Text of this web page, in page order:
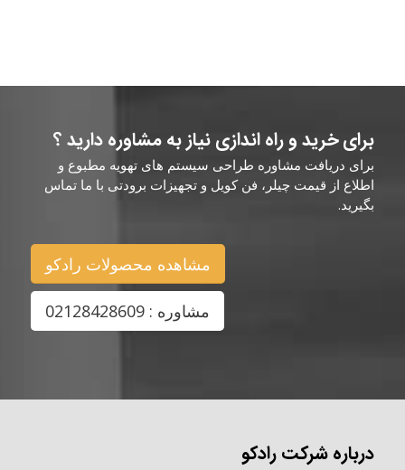
برای خرید و راه اندازی نیاز به مشاوره دارید ؟
برای دریافت مشاوره طراحی سیستم های تهویه مطبوع و
اطلاع از قیمت چیلر، فن کویل و تجهیزات برودتی با ما تماس
بگیرید.
مشاهده محصولات رادکو
مشاوره : 02128428609
درباره شرکت رادکو